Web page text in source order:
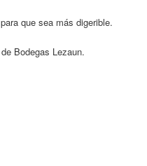
para que sea más digerible.
Bodegas Lezaun.